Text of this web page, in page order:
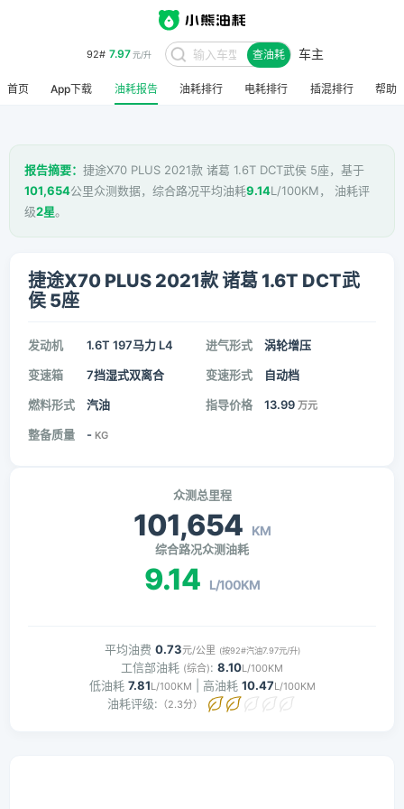
92# 7.97元/升 查油耗 车主
首页 App下载 油耗报告 油耗排行 电耗排行 插混排行 帮助
报告摘要： 捷途X70 PLUS 2021款 诸葛 1.6T DCT武侯 5座，基于
101,654公里众测数据，综合路况平均油耗9.14L/100KM， 油耗评
级2星。
捷途X70 PLUS 2021款 诸葛 1.6T DCT武
侯 5座
发动机 1.6T 197马力 L4 进气形式 涡轮增压
变速箱 7挡湿式双离合 变速形式 自动档
燃料形式 汽油 指导价格 13.99 万元
整备质量 - KG
众测总里程
101,654 KM
综合路况众测油耗
9.14 L/100KM
平均油费 0.73元/公里 (按92#汽油7.97元/升)
工信部油耗 (综合): 8.10L/100KM
低油耗 7.81L/100KM | 高油耗 10.47L/100KM
油耗评级: （2.3分）